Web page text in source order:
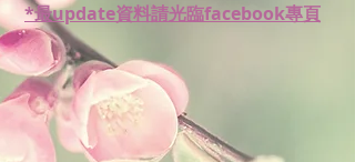
*最update資料請光臨facebook專頁